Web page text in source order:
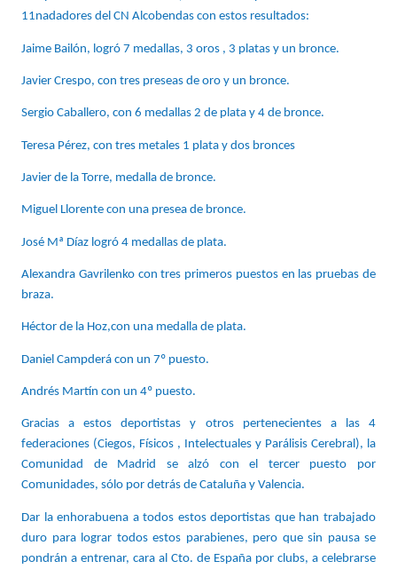
11nadadores del CN Alcobendas con estos resultados:
Jaime Bailón, logró 7 medallas, 3 oros , 3 platas y un bronce.
Javier Crespo, con tres preseas de oro y un bronce.
Sergio Caballero, con 6 medallas 2 de plata y 4 de bronce.
Teresa Pérez, con tres metales 1 plata y dos bronces
Javier de la Torre, medalla de bronce.
Miguel Llorente con una presea de bronce.
José Mª Díaz logró 4 medallas de plata.
Alexandra Gavrilenko con tres primeros puestos en las pruebas de
braza.
Héctor de la Hoz,con una medalla de plata.
Daniel Campderá con un 7º puesto.
Andrés Martín con un 4º puesto.
Gracias a estos deportistas y otros pertenecientes a las 4
federaciones (Ciegos, Físicos , Intelectuales y Parálisis Cerebral), la
Comunidad de Madrid se alzó con el tercer puesto por
Comunidades, sólo por detrás de Cataluña y Valencia.
Dar la enhorabuena a todos estos deportistas que han trabajado
duro para lograr todos estos parabienes, pero que sin pausa se
pondrán a entrenar, cara al Cto. de España por clubs, a celebrarse